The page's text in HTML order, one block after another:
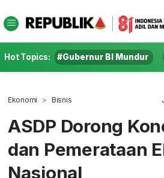
Hot Topics: #Gubernur BI Mundur
Ekonomi Bisnis
ASDP Dorong
dan Pemerataan
Nasional